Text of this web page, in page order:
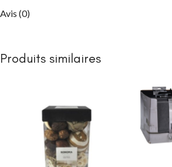
Avis (0)
Produits similaires